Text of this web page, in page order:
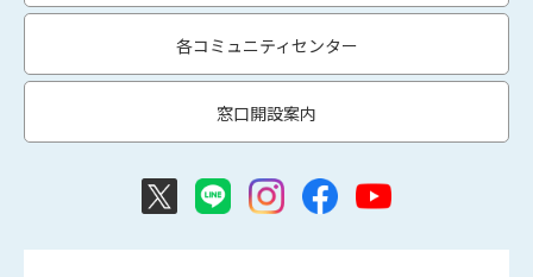
各コミュニティセンター
窓口開設案内